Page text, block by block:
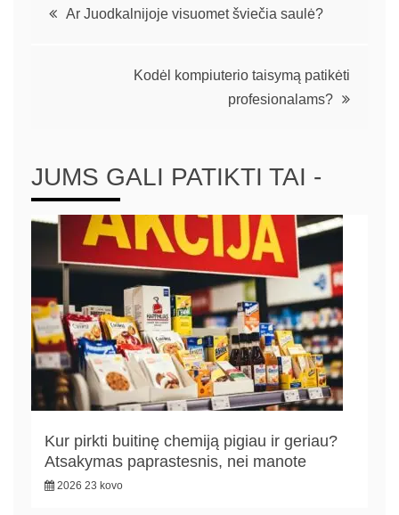
Ar Juodkalnijoje visuomet šviečia saulė?
Kodėl kompiuterio taisymą patikėti
profesionalams?
JUMS GALI PATIKTI TAI -
Kur pirkti buitinę chemiją pigiau ir geriau?
Atsakymas paprastesnis, nei manote
2026 23 kovo